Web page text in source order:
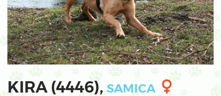
KIRA (4446), SAMICA